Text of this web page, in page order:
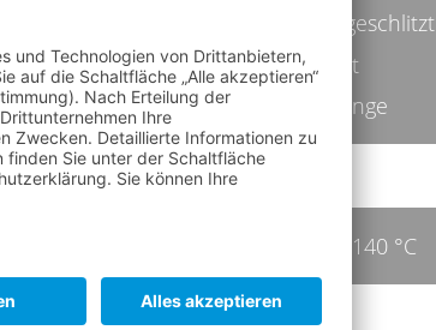
ungeschlitzt
Härte
hart
Farbe
orange
TEMPERATUR
bis 140 °C
HYGIENESTANDARDS